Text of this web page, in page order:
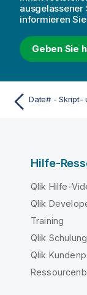
ausgelassener
informieren
Geben Sie
Hilfe-
Qlik Hilfe-
Qlik
Training
Qlik Schulung
Qlik